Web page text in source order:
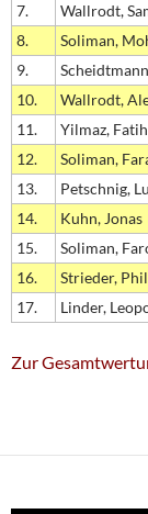
7.
Wallrodt,
8.
Soliman,
9.
10.
Wallrodt,
11.
Yilmaz, Fatih
12.
Soliman,
13.
Petschnig,
14.
Kuhn, Jonas
15.
Soliman,
16.
Strieder,
17.
Linder,
Zur